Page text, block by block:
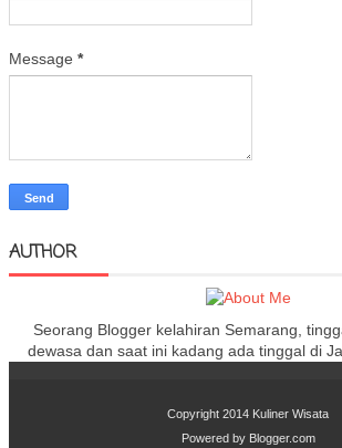
Message *
AUTHOR
Seorang Blogger kelahiran Semarang,
dewasa dan saat ini kadang ada tinggal di
Copyright 2014 Kuliner Wisata
Powered by Blogger.com